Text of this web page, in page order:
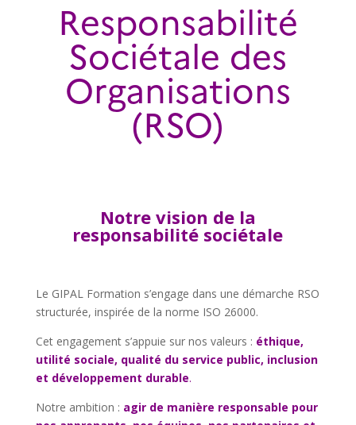
Responsabilité
Sociétale des
Organisations
(RSO)
Notre vision de la
responsabilité sociétale
Le GIPAL Formation s’engage dans une démarche RSO
structurée, inspirée de la norme ISO 26000.
Cet engagement s’appuie sur nos valeurs : éthique,
utilité sociale, qualité du service public, inclusion
et développement durable.
Notre ambition : agir de manière responsable pour